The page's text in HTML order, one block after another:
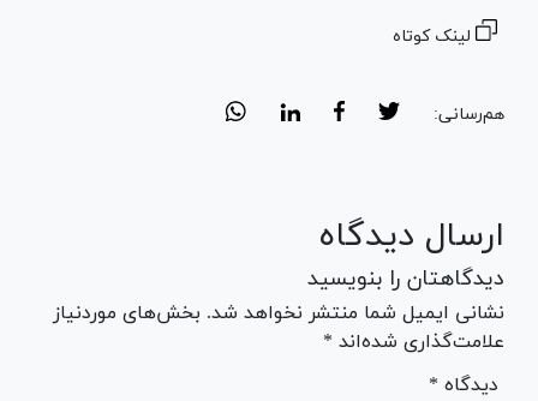
لینک کوتاه
هم‌رسانی:
ارسال دیدگاه
دیدگاهتان را بنویسید
نشانی ایمیل شما منتشر نخواهد شد. بخش‌های موردنیاز
علامت‌گذاری شده‌اند *
* دیدگاه